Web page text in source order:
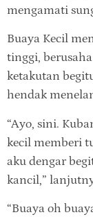
mengamati
Buaya Kecil
tinggi,
ketakutan
hendak
“Ayo, sini.
kecil memberi
aku dengar
kancil,”
“Buaya oh